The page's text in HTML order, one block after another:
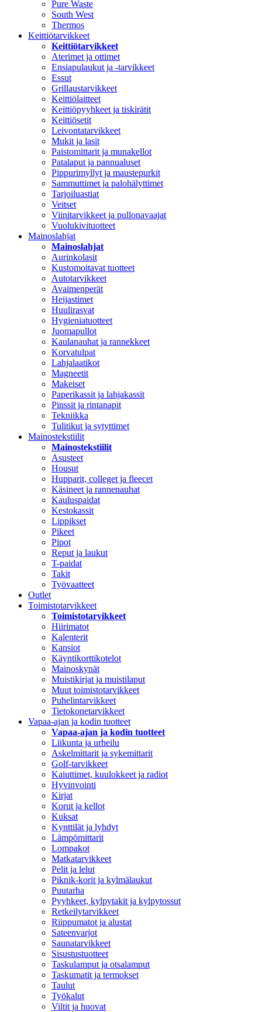
Pure Waste
South West
Thermos
Keittiötarvikkeet
Keittiötarvikkeet
Aterimet ja ottimet
Ensiapulaukut ja -tarvikkeet
Essut
Grillaustarvikkeet
Keittiölaitteet
Keittiöpyyhkeet ja tiskirätit
Keittiösetit
Leivontatarvikkeet
Mukit ja lasit
Paistomittarit ja munakellot
Patalaput ja pannualuset
Pippurimyllyt ja maustepurkit
Sammuttimet ja palohälyttimet
Tarjoiluastiat
Veitset
Viinitarvikkeet ja pullonavaajat
Vuolukivituotteet
Mainoslahjat
Mainoslahjat
Aurinkolasit
Kustomoitavat tuotteet
Autotarvikkeet
Avaimenperät
Heijastimet
Huulirasvat
Hygieniatuotteet
Juomapullot
Kaulanauhat ja rannekkeet
Korvatulpat
Lahjalaatikot
Magneetit
Makeiset
Paperikassit ja lahjakassit
Pinssit ja rintanapit
Tekniikka
Tulitikut ja sytyttimet
Mainostekstiilit
Mainostekstiilit
Asusteet
Housut
Hupparit, colleget ja fleecet
Käsineet ja rannenauhat
Kauluspaidat
Kestokassit
Lippikset
Pikeet
Pipot
Reput ja laukut
T-paidat
Takit
Työvaatteet
Outlet
Toimistotarvikkeet
Toimistotarvikkeet
Hiirimatot
Kalenterit
Kansiot
Käyntikorttikotelot
Mainoskynät
Muistikirjat ja muistilaput
Muut toimistotarvikkeet
Puhelintarvikkeet
Tietokonetarvikkeet
Vapaa-ajan ja kodin tuotteet
Vapaa-ajan ja kodin tuotteet
Liikunta ja urheilu
Askelmittarit ja sykemittarit
Golf-tarvikkeet
Kaiuttimet, kuulokkeet ja radiot
Hyvinvointi
Kirjat
Korut ja kellot
Kuksat
Kynttilät ja lyhdyt
Lämpömittarit
Lompakot
Matkatarvikkeet
Pelit ja lelut
Piknik-korit ja kylmälaukut
Puutarha
Pyyhkeet, kylpytakit ja kylpytossut
Retkeilytarvikkeet
Riippumatot ja alustat
Sateenvarjot
Saunatarvikkeet
Sisustustuotteet
Taskulamput ja otsalamput
Taskumatit ja termokset
Taulut
Työkalut
Viltit ja huovat